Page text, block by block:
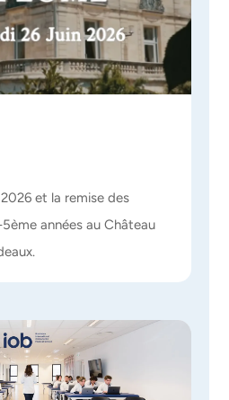
et la remise des
années au Château